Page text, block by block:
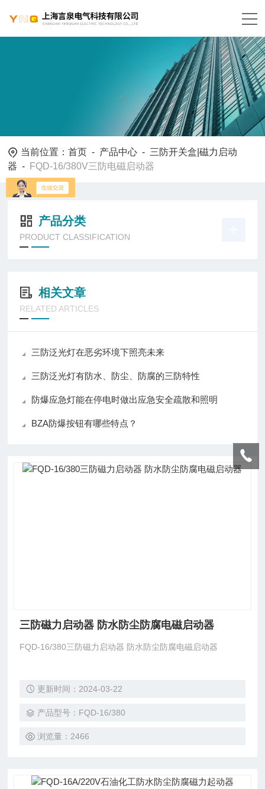
当前位置：首页 - 产品中心 - 三防开关盒|磁力启动
器 - FQD-16/380V三防电磁启动器
产品分类
PRODUCT CLASSIFICATION
相关文章
RELATED ARTICLES
三防泛光灯在恶劣环境下照亮未来
三防泛光灯有防水、防尘、防腐的三防特性
防爆应急灯能在停电时做出应急安全疏散和照明
BZA防爆按钮有哪些特点？
三防磁力启动器 防水防尘防腐电磁启动器
FQD-16/380三防磁力启动器 防水防尘防腐电磁启动器
更新时间：2024-03-22
产品型号：FQD-16/380
浏览量：2466